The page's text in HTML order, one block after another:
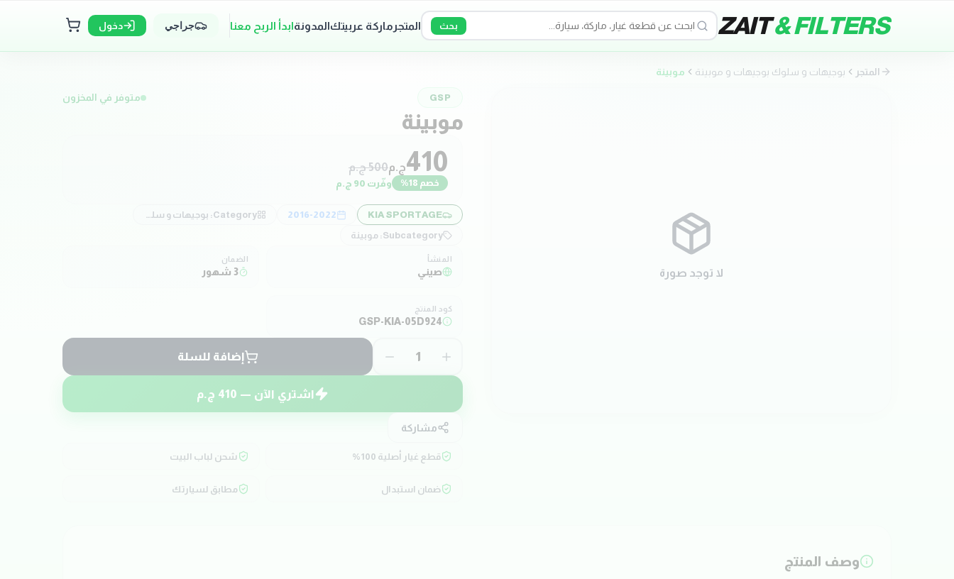
ZAIT& FILTERS بحث المتجر ماركة عربيتكالمدونةابدأ الربح معنا جراجي دخول
المتجر بوجيهات و سلوك بوجيهات و موبينة موبينة
لا توجد صورة
GSP متوفر في المخزون
موبينة
410ج.م500ج.م
خصم 18
% وفّرت 90 ج.م
KIA SPORTAGE
2016-2022
Category: بوجيهات و سلوك بوجيهات و موبينة
Subcategory: موبينة
المنشأ
صيني
الضمان
3 شهور
كود المنتج
GSP-KIA-05D924
1 إضافة للسلة
اشتري الآن — 410 ج.م
مشاركة
قطع غيار أصلية 100% شحن لباب البيت
ضمان استبدال مطابق لسيارتك
وصف المنتج